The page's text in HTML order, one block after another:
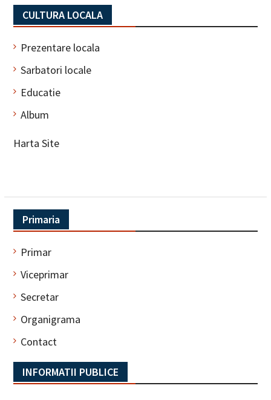
CULTURA LOCALA
Prezentare locala
Sarbatori locale
Educatie
Album
Harta Site
Primaria
Primar
Viceprimar
Secretar
Organigrama
Contact
INFORMATII PUBLICE